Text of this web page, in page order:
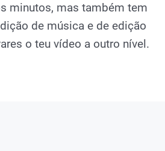
minutos, mas também tem
de música e de edição
o teu vídeo a outro nível.